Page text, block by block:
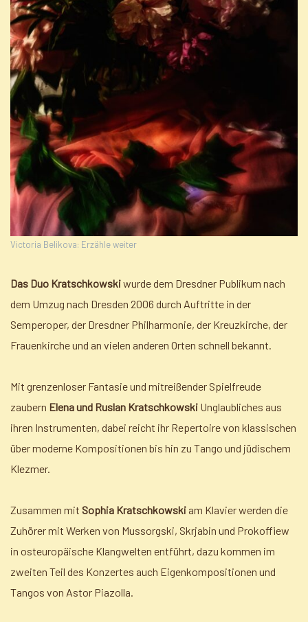
Victoria Belikova: Erzähle weiter
Das Duo Kratschkowskiwurde dem Dresdner Publikum nach
dem Umzug nach Dresden 2006 durch Auftritte in der
Semperoper, der Dresdner Philharmonie, der Kreuzkirche, der
Frauenkirche und an vielen anderen Orten schnell bekannt.
Mit grenzenloser Fantasie und mitreißender Spielfreude
zaubern Elena und Ruslan Kratschkowski Unglaubliches aus
ihren Instrumenten, dabei reicht ihr Repertoire von klassischen
über moderne Kompositionen bis hin zu Tango und jüdischem
Klezmer.
Zusammen mit Sophia Kratschkowski am Klavier werden die
Zuhörer mit Werken von Mussorgski, Skrjabin und Prokoffiew
in osteuropäische Klangwelten entführt, dazu kommen im
zweiten Teil des Konzertes auch Eigenkompositionen und
Tangos von Astor Piazolla.